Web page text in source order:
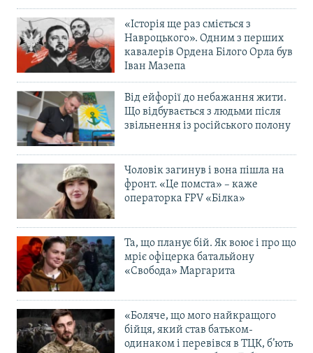
«Історія ще раз сміється з
Навроцького». Одним з перших
кавалерів Ордена Білого Орла був
Іван Мазепа
Від ейфорії до небажання жити.
Що відбувається з людьми після
звільнення із російського полону
Чоловік загинув і вона пішла на
фронт. «Це помста» – каже
операторка FPV «Білка»
Та, що планує бій. Як воює і про що
мріє офіцерка батальйону
«Свобода» Маргарита
«Боляче, що мого найкращого
бійця, який став батьком-
одинаком і перевівся в ТЦК, б’ють